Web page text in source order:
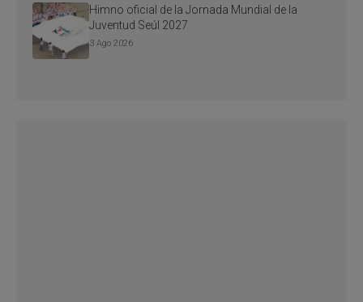
Himno oficial de la Jornada Mundial de la
Juventud Seúl 2027
3 Ago 2026